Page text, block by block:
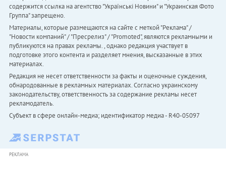
содержится ссылка на агентство "Українськi Новини" и "Украинская Фото
Группа" запрещено.
Материалы, которые размещаются на сайте с меткой "Реклама" /
"Новости компаний" / "Пресрелиз" / "Promoted", являются рекламными и
публикуются на правах рекламы. , однако редакция участвует в
подготовке этого контента и разделяет мнения, высказанные в этих
материалах.
Редакция не несет ответственности за факты и оценочные суждения,
обнародованные в рекламных материалах. Согласно украинскому
законодательству, ответственность за содержание рекламы несет
рекламодатель.
Субъект в сфере онлайн-медиа; идентификатор медиа - R40-05097
РЕКЛАМА